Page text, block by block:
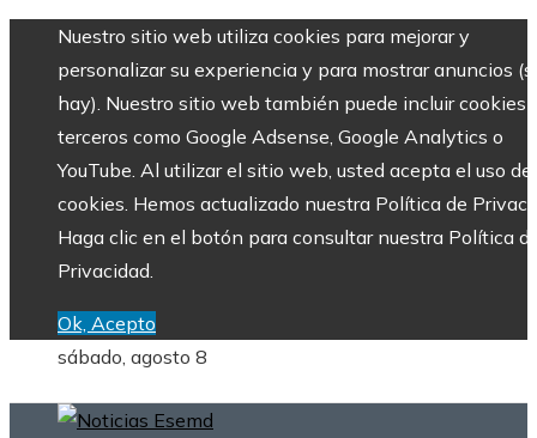
Nuestro sitio web utiliza cookies para mejorar y
personalizar su experiencia y para mostrar anuncios
hay). Nuestro sitio web también puede incluir cookies
terceros como Google Adsense, Google Analytics o
YouTube. Al utilizar el sitio web, usted acepta el uso de
cookies. Hemos actualizado nuestra Política de
Haga clic en el botón para consultar nuestra Política
Privacidad.
Ok, Acepto
sábado, agosto 8